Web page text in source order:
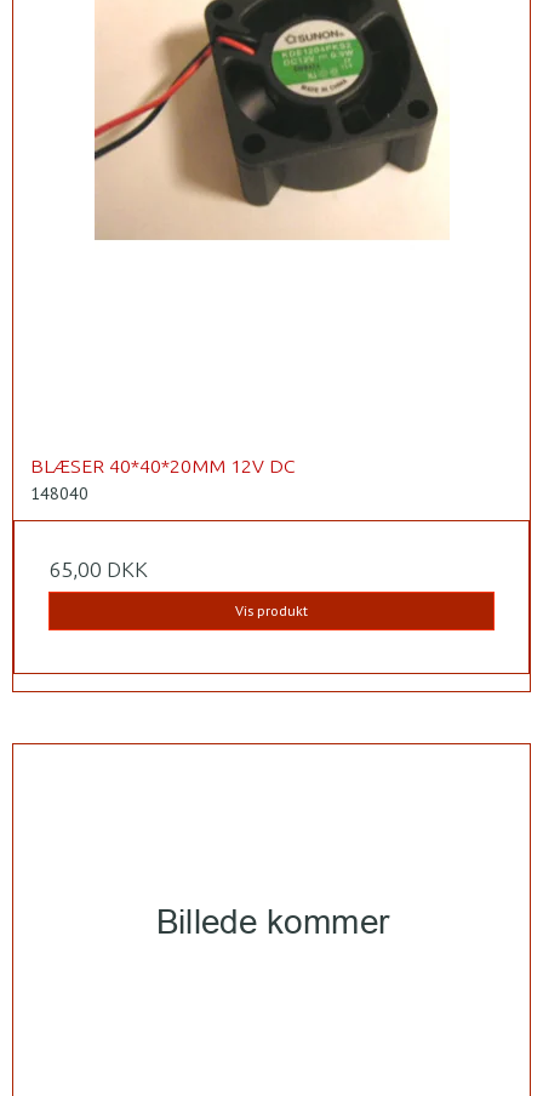
BLÆSER 40*40*20MM 12V DC
148040
65,00 DKK
Vis produkt